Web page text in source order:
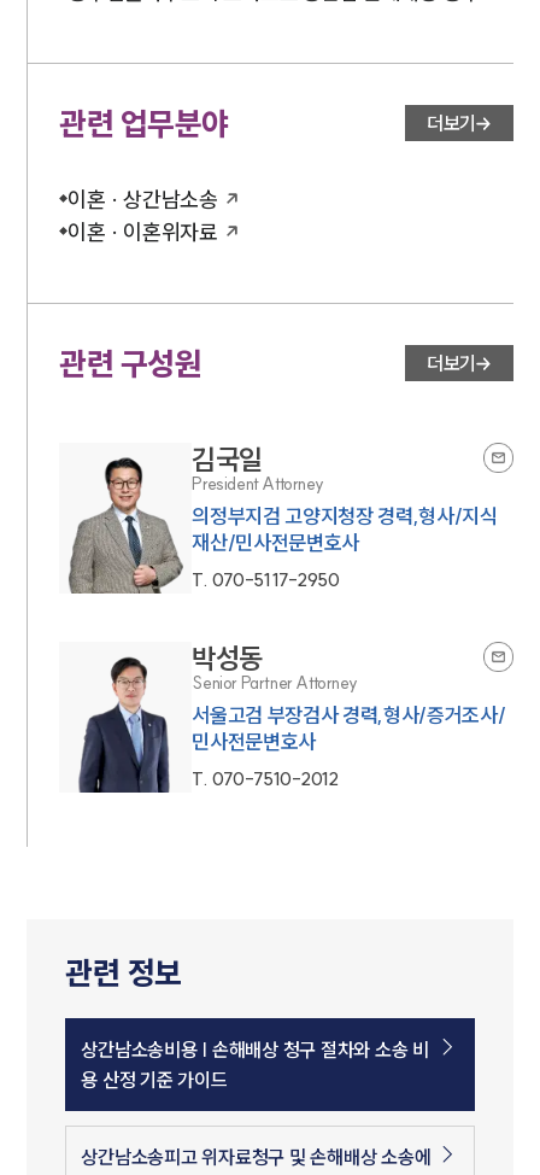
관련 업무분야 더보기
이혼 · 상간남소송
이혼 · 이혼위자료
관련 구성원 더보기
김국일
President Attorney
의정부지검 고양지청장 경력,형사/지식
재산/민사전문변호사
T. 070-5117-2950
박성동
Senior Partner Attorney
서울고검 부장검사 경력,형사/증거조사/
민사전문변호사
T. 070-7510-2012
관련 정보
상간남소송비용 | 손해배상 청구 절차와 소송 비
용 산정 기준 가이드
상간남소송피고 위자료청구 및 손해배상 소송에